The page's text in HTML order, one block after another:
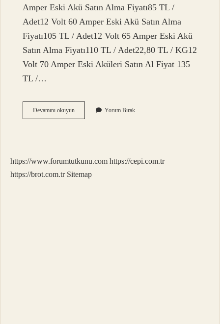
Amper Eski Akü Satın Alma Fiyatı85 TL /
Adet12 Volt 60 Amper Eski Akü Satın Alma
Fiyatı105 TL / Adet12 Volt 65 Amper Eski Akü
Satın Alma Fiyatı110 TL / Adet22,80 TL / KG12
Volt 70 Amper Eski Aküleri Satın Al Fiyat 135
TL /…
Devamını okuyunEski
Akü
Yorum Bırak
https://www.forumtutkunu.com https://cepi.com.tr
https://brot.com.tr Sitemap